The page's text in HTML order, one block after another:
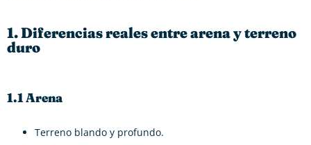
1. Diferencias reales entre arena y terreno
duro
1.1 Arena
Terreno blando y profundo.